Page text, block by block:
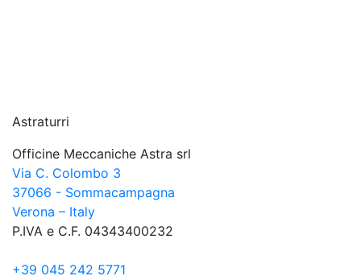
Astraturri
Officine Meccaniche Astra srl
Via C. Colombo 3
37066 - Sommacampagna
Verona – Italy
P.IVA e C.F. 04343400232
+39 045 242 5771